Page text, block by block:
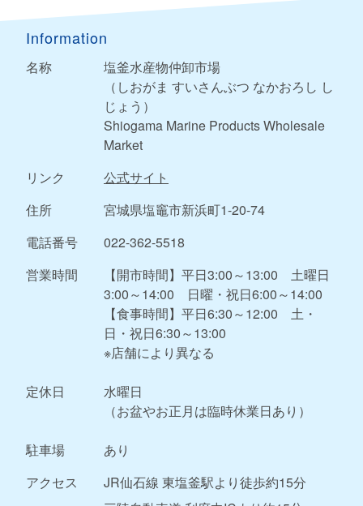
Information
名称
塩釜水産物仲卸市場
（しおがま すいさんぶつ なかおろし し
じょう）
Shiogama Marine Products Wholesale
Market
リンク
公式サイト
住所
宮城県塩竈市新浜町1-20-74
電話番号
022-362-5518
営業時間
【開市時間】平日3:00～13:00 土曜日
3:00～14:00 日曜・祝日6:00～14:00
【食事時間】平日6:30～12:00 土・
日・祝日6:30～13:00
※店舗により異なる
定休日
水曜日
（お盆やお正月は臨時休業日あり）
駐車場
あり
アクセス
JR仙石線 東塩釜駅より徒歩約15分